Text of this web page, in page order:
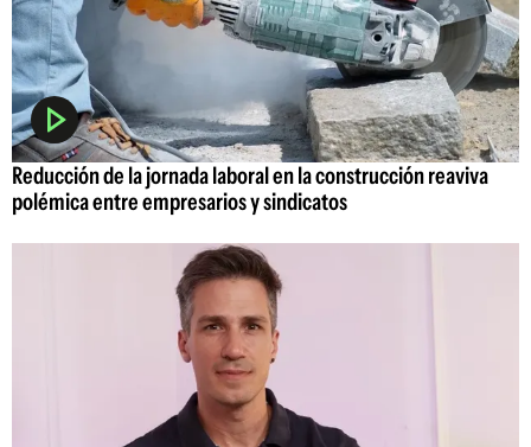
Reducción de la jornada laboral en la construcción reaviva
polémica entre empresarios y sindicatos